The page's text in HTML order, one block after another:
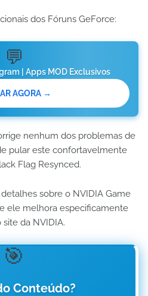
dos Fóruns GeForce:
💬
| Apps MOD Exclusivos
AGORA →
nenhum dos problemas de
pular este confortavelmente
Flag Resynced.
sobre o NVIDIA Game
ele melhora especificamente
da NVIDIA.
🎯
Conteúdo?